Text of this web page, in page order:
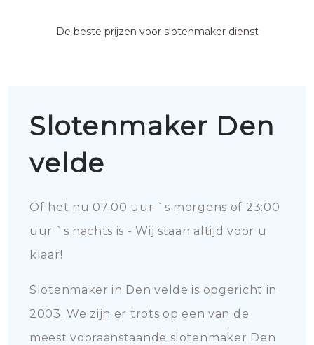
De beste prijzen voor slotenmaker dienst
Slotenmaker Den
velde
Of het nu 07:00 uur `s morgens of 23:00
uur `s nachts is - Wij staan altijd voor u
klaar!
Slotenmaker in Den velde is opgericht in
2003. We zijn er trots op een van de
meest vooraanstaande slotenmaker Den